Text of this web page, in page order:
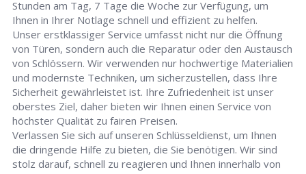
Stunden am Tag, 7 Tage die Woche zur Verfügung, um
Ihnen in Ihrer Notlage schnell und effizient zu helfen.
Unser erstklassiger Service umfasst nicht nur die Öffnung
von Türen, sondern auch die Reparatur oder den Austausch
von Schlössern. Wir verwenden nur hochwertige Materialien
und modernste Techniken, um sicherzustellen, dass Ihre
Sicherheit gewährleistet ist. Ihre Zufriedenheit ist unser
oberstes Ziel, daher bieten wir Ihnen einen Service von
höchster Qualität zu fairen Preisen.
Verlassen Sie sich auf unseren Schlüsseldienst, um Ihnen
die dringende Hilfe zu bieten, die Sie benötigen. Wir sind
stolz darauf, schnell zu reagieren und Ihnen innerhalb von